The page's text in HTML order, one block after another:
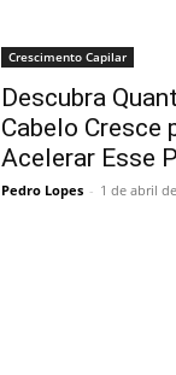
Crescimento Capilar
Descubra
Cabelo Cresce
Acelerar Esse
Pedro Lopes - 1 de abril